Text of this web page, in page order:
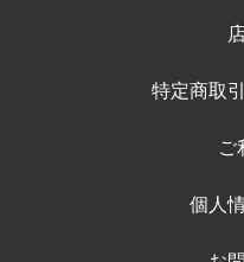
特定商取
ご
個人